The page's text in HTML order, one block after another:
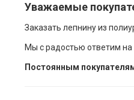
Уважаемые
Заказать лепнину из
Мы с радостью ответим
Постоянным